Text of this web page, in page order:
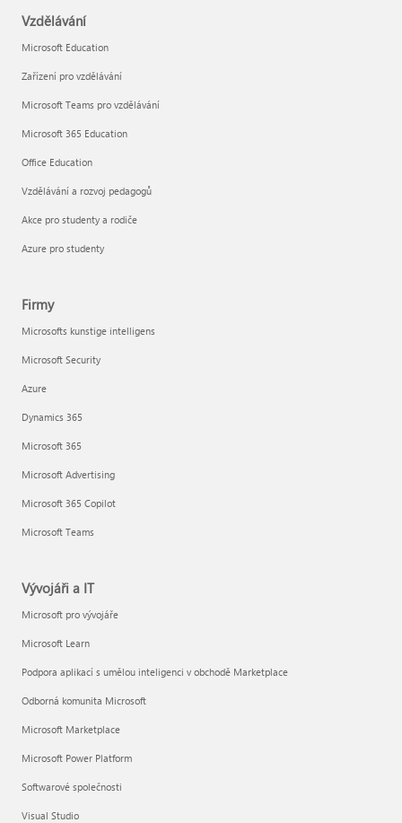
Vzdělávání
Microsoft Education
Zařízení pro vzdělávání
Microsoft Teams pro vzdělávání
Microsoft 365 Education
Office Education
Vzdělávání a rozvoj pedagogů
Akce pro studenty a rodiče
Azure pro studenty
Firmy
Microsofts kunstige intelligens
Microsoft Security
Azure
Dynamics 365
Microsoft 365
Microsoft Advertising
Microsoft 365 Copilot
Microsoft Teams
Vývojáři a IT
Microsoft pro vývojáře
Microsoft Learn
Podpora aplikací s umělou inteligenci v obchodě Marketplace
Odborná komunita Microsoft
Microsoft Marketplace
Microsoft Power Platform
Softwarové společnosti
Visual Studio